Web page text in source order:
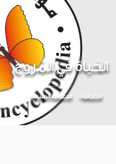
الحَياة في المُروج
الجغرافية الجغرافية الطبيعية